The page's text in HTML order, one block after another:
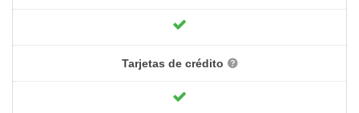
Tarjetas de crédito